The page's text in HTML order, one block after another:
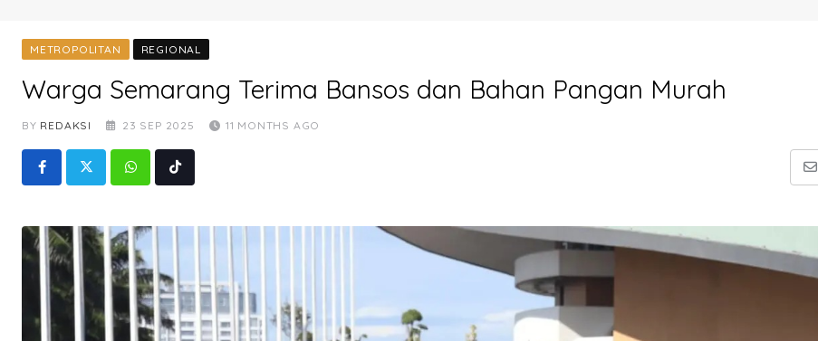
METROPOLITAN REGIONAL
Warga Semarang Terima Bansos dan Bahan Pangan Murah
BY REDAKSI 23 SEP 2025 11 MONTHS AGO
WhatsappTiktok